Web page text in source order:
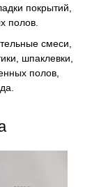
покрытий,
полов.
смеси,
шпаклевки,
полов,